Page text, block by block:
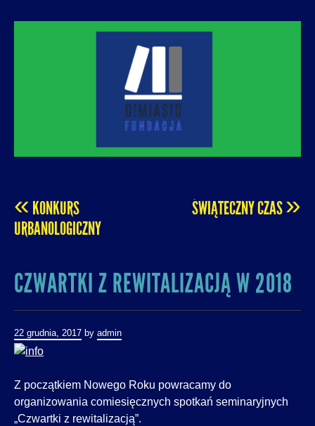
URBANIZACJI – PROMUJEMY I WSPIERAMY
ROZWÓJ MIAST I MIEJSKICH WSPÓLNOT.
O! MIASTO
POST
« KONKURS
URBANOLOGICZNY
ŚWIĄTECZNY CZAS»
CZWARTKI Z REWITALIZACJĄ W 2018
22 grudnia, 2017 by admin
Z początkiem Nowego Roku powracamy do
organizowania comiesięcznych spotkań seminaryjnych
„Czwartki z rewitalizacją”.